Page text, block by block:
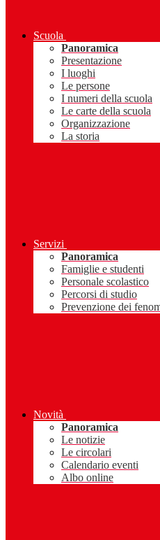
Scuola
Panoramica
Presentazione
I luoghi
Le persone
I numeri della scuola
Le carte della scuola
Organizzazione
La storia
Servizi
Panoramica
Famiglie e studenti
Personale scolastico
Percorsi di studio
Prevenzione dei
Novità
Panoramica
Le notizie
Le circolari
Calendario eventi
Albo online